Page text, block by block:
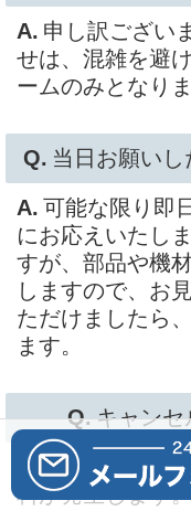
申し訳ござい
せは、混雑を避
ームのみとなりま
当日お願い
可能な限り即
にお応えいたし
すが、部品や機
しますので、お
ただけましたら
ます。
キャンセ
出張予約確定
料が発生します